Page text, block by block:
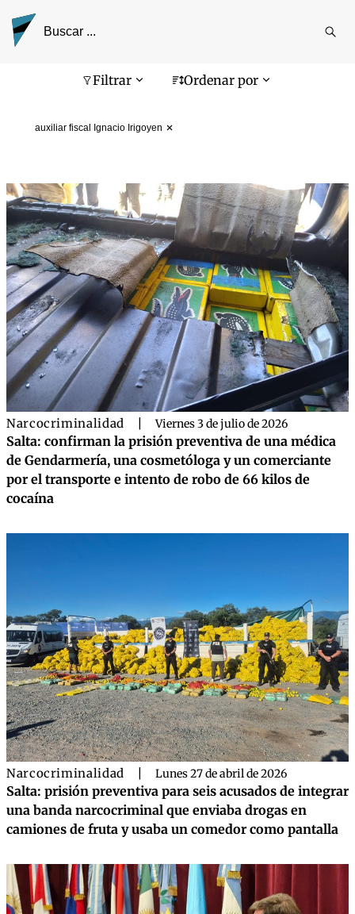
Filtrar Ordenar por
auxiliar fiscal Ignacio Irigoyen
Pantalla de búsqueda
Narcocriminalidad Viernes 3 de julio de 2026
Salta: confirman la prisión preventiva de una médica
de Gendarmería, una cosmetóloga y un comerciante
por el transporte e intento de robo de 66 kilos de
cocaína
Narcocriminalidad Lunes 27 de abril de 2026
Salta: prisión preventiva para seis acusados de integrar
una banda narcocriminal que enviaba drogas en
camiones de fruta y usaba un comedor como pantalla